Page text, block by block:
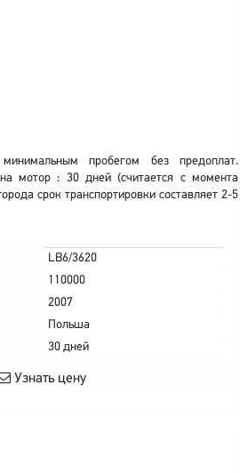
пробегом без предоплат.
мотор : 30 дней (считается с момента
срок транспортировки составляет 2-5
LB6/3620
110000
2007
Польша
30 дней
Узнать цену